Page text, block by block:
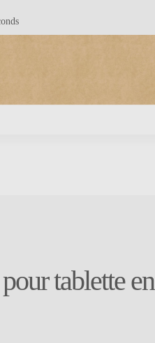
tablette en